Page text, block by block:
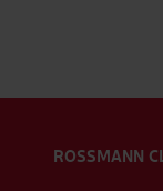
ROSSMANN